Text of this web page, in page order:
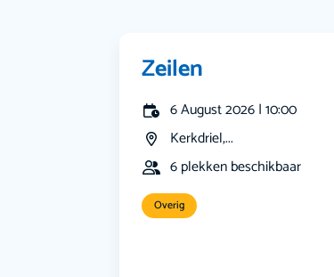
Zeilen
6 August 2026 | 10:00
Kerkdriel,...
6 plekken beschikbaar
Overig